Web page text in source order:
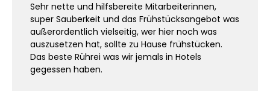
Sehr nette und hilfsbereite Mitarbeiterinnen,
super Sauberkeit und das Frühstücksangebot was
außerordentlich vielseitig, wer hier noch was
auszusetzen hat, sollte zu Hause frühstücken.
Das beste Rührei was wir jemals in Hotels
gegessen haben.